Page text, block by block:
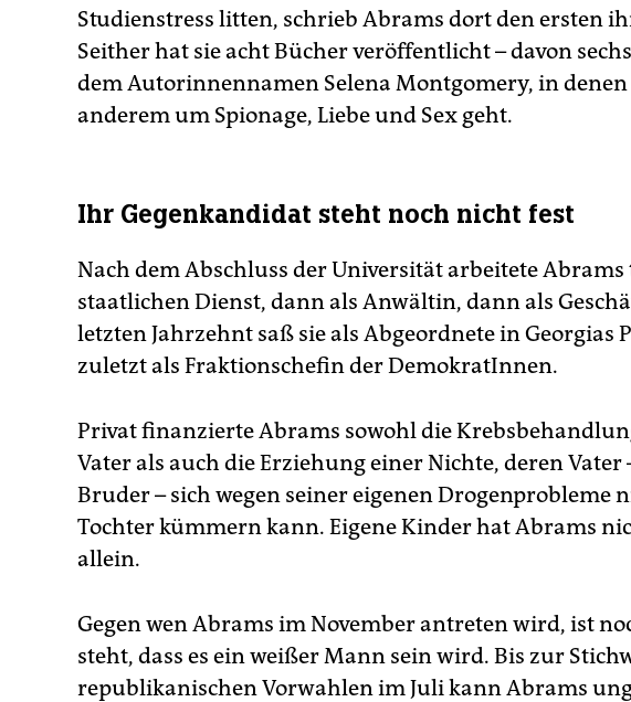
Studienstress litten, schrieb Abrams dort den ersten
Seither hat sie acht Bücher veröffentlicht – davon
dem Autorinnennamen Selena Montgomery, in
anderem um Spionage, Liebe und Sex geht.
Ihr Gegenkandidat steht noch nicht fest
Nach dem Abschluss der Universität arbeitete
staatlichen Dienst, dann als Anwältin, dann als
letzten Jahrzehnt saß sie als Abgeordnete in Georgias
zuletzt als Fraktionschefin der DemokratInnen.
Privat finanzierte Abrams sowohl die
Vater als auch die Erziehung einer Nichte, deren Vater
Bruder – sich wegen seiner eigenen Drogenprobleme
Tochter kümmern kann. Eigene Kinder hat Abrams
allein.
Gegen wen Abrams im November antreten wird, ist
steht, dass es ein weißer Mann sein wird. Bis zur
republikanischen Vorwahlen im Juli kann Abrams